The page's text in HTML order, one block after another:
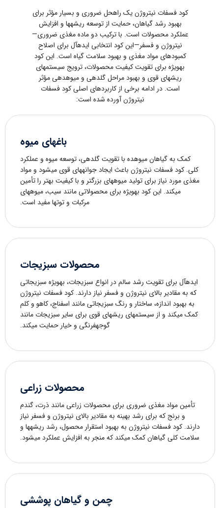
کود فسفات نیتروژن یک راهحل ضروری و بسیار مؤثر برای
بهبود رشد گیاهان، حمایت از توسعه ریشهها و افزایش
عملکرد محصولات است. با ترکیب دو ماده مغذی ضروری—
نیتروژن و فسفر—این کود انتخابی ایدهآل برای اصلاح
کمبودهای مواد مغذی و بهبود سلامت گیاه است. این کود
بهویژه برای تقویت کیفیت محصولات، ترویج سیستمهای
ریشهای قوی و بهبود مراحل گلدهی و میوهدهی مؤثر
است. در ادامه برخی از کاربردهای اصلی کود فسفات
نیتروژن آورده شده است:
باغهای میوه
کمک به گیاهان میوهده با تقویت گلدهی، توسعه میوه و عملکرد
کلی. کود فسفات نیتروژن باعث ایجاد جوانههای قوی میشود و مواد
مغذی مورد نیاز برای تولید میوههای بزرگتر و با کیفیت بهتر را تأمین
میکند. این کود بهویژه برای محصولاتی مانند سیب، میوههای
مرکبات و توتها مفید است.
محصولات سبزیجات
ایدهآل برای تقویت رشد سالم در انواع سبزیجات، بهویژه سبزیجاتی
که به مقادیر بالای نیتروژن و فسفر نیاز دارند. کود فسفات نیتروژن
به بهبود اندازه، ساختار و رنگ سبزیجاتی مانند اسفناج، کاهو و کلم
کمک میکند و از سیستمهای ریشهای قوی برای سایر سبزیجات مانند
گوجهفرنگی و خیار حمایت میکند.
محصولات زراعی
تأمین مواد مغذی ضروری برای محصولات زراعی مانند ذرت، گندم
و برنج که برای رشد بهینه به مقادیر بالای نیتروژن و فسفر نیاز
دارند. کود فسفات نیتروژن به بهبود استقرار محصول، رشد ریشهها و
سلامت کلی گیاهان کمک میکند که منجر به افزایش عملکرد میشود.
چمن و گیاهان پوششی